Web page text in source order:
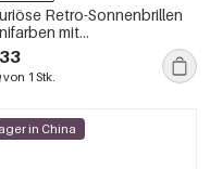
Retro-Sonnenbrillen
mit
und
1 Stk.
in China